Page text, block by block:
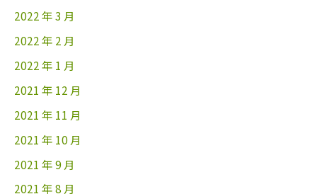
2022 年 3 月
2022 年 2 月
2022 年 1 月
2021 年 12 月
2021 年 11 月
2021 年 10 月
2021 年 9 月
2021 年 8 月